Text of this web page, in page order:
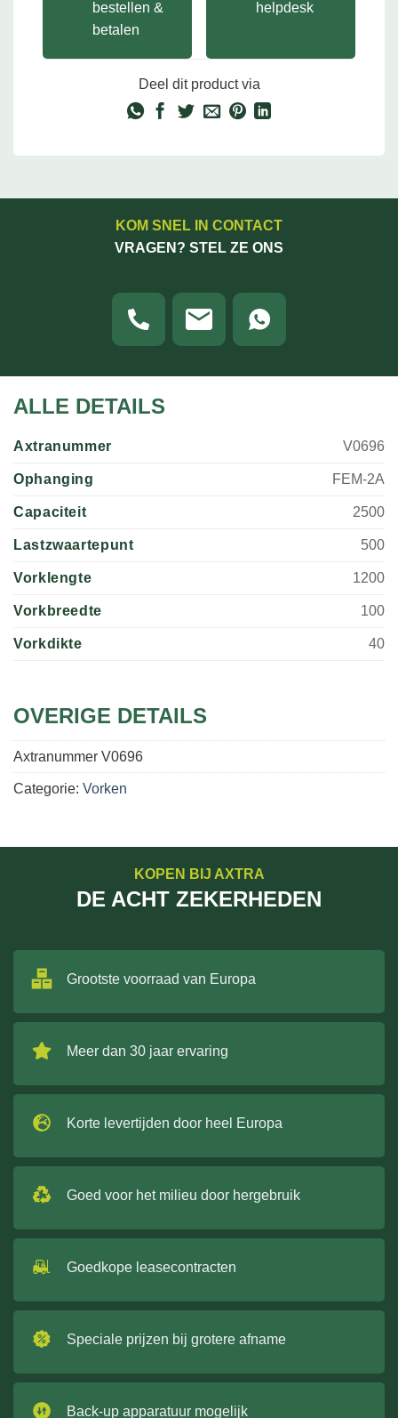
bestellen &
betalen
helpdesk
Deel dit product via
KOM SNEL IN CONTACT
VRAGEN? STEL ZE ONS
ALLE DETAILS
Axtranummer V0696
Ophanging FEM-2A
Capaciteit 2500
Lastzwaartepunt 500
Vorklengte 1200
Vorkbreedte 100
Vorkdikte 40
OVERIGE DETAILS
Axtranummer V0696
Categorie: Vorken
KOPEN BIJ AXTRA
DE ACHT ZEKERHEDEN
Grootste voorraad van Europa
Meer dan 30 jaar ervaring
Korte levertijden door heel Europa
Goed voor het milieu door hergebruik
Goedkope leasecontracten
Speciale prijzen bij grotere afname
Back-up apparatuur mogelijk